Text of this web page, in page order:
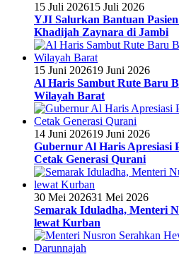
15 Juli 202615 Juli 2026
YJI Salurkan Bantuan
Khadijah Zaynara di Jambi
15 Juni 202619 Juni 2026
Al Haris Sambut Rute Baru
Wilayah Barat
14 Juni 202619 Juni 2026
Gubernur Al Haris Apresiasi
Cetak Generasi Qurani
30 Mei 202631 Mei 2026
Semarak Iduladha, Menteri
lewat Kurban